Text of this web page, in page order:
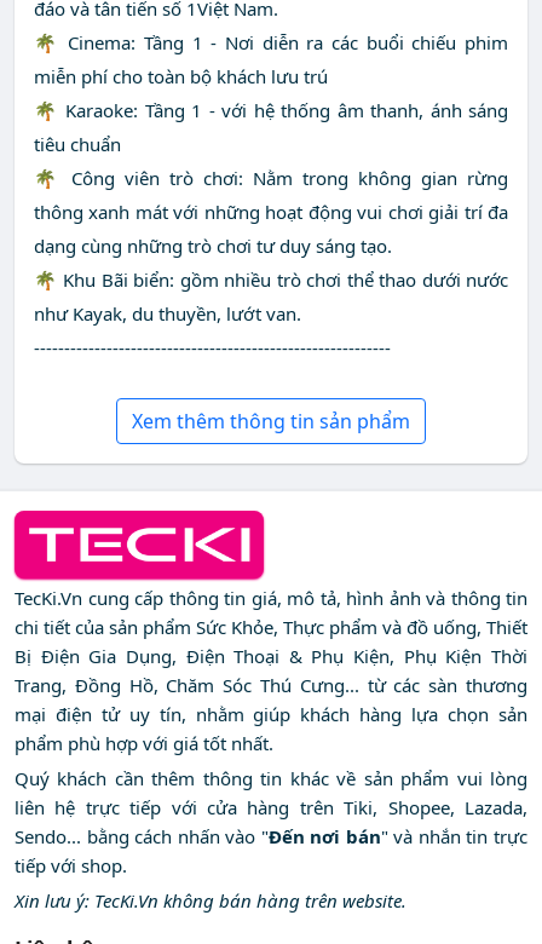
đáo và tân tiến số 1Việt Nam.
🌴 Cinema: Tầng 1 - Nơi diễn ra các buổi chiếu phim
miễn phí cho toàn bộ khách lưu trú
🌴 Karaoke: Tầng 1 - với hệ thống âm thanh, ánh sáng
tiêu chuẩn
🌴 Công viên trò chơi: Nằm trong không gian rừng
thông xanh mát với những hoạt động vui chơi giải trí đa
dạng cùng những trò chơi tư duy sáng tạo.
🌴 Khu Bãi biển: gồm nhiều trò chơi thể thao dưới nước
như Kayak, du thuyền, lướt van.
-----------------------------------------------------------
Xem thêm thông tin sản phẩm
TecKi.Vn cung cấp thông tin giá, mô tả, hình ảnh và thông tin
chi tiết của sản phẩm Sức Khỏe, Thực phẩm và đồ uống, Thiết
Bị Điện Gia Dụng, Điện Thoại & Phụ Kiện, Phụ Kiện Thời
Trang, Đồng Hồ, Chăm Sóc Thú Cưng... từ các sàn thương
mại điện tử uy tín, nhằm giúp khách hàng lựa chọn sản
phẩm phù hợp với giá tốt nhất.
Quý khách cần thêm thông tin khác về sản phẩm vui lòng
liên hệ trực tiếp với cửa hàng trên Tiki, Shopee, Lazada,
Sendo... bằng cách nhấn vào "Đến nơi bán" và nhắn tin trực
tiếp với shop.
Xin lưu ý: TecKi.Vn không bán hàng trên website.